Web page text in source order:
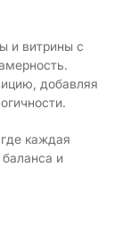
и витрины с
добавляя
каждая
и